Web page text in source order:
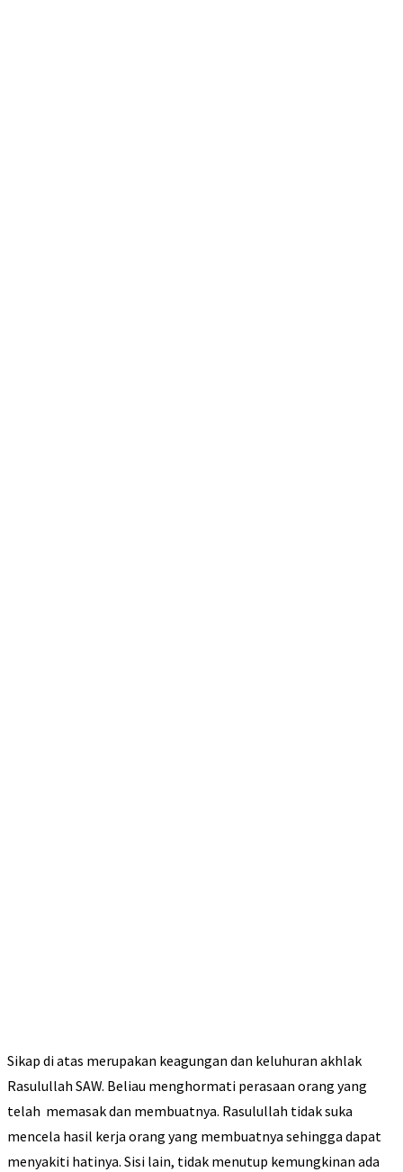
Sikap di atas merupakan keagungan dan keluhuran akhlak
Rasulullah SAW. Beliau menghormati perasaan orang yang
telah memasak dan membuatnya. Rasulullah tidak suka
mencela hasil kerja orang yang membuatnya sehingga dapat
menyakiti hatinya. Sisi lain, tidak menutup kemungkinan ada